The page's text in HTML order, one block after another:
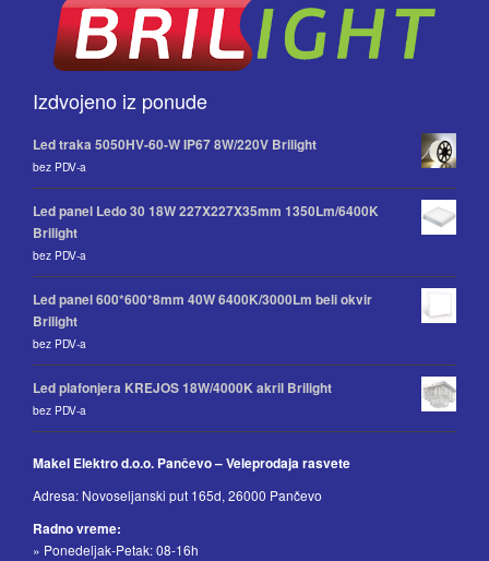
Izdvojeno iz ponude
Led traka 5050HV-60-W IP67 8W/220V Brilight
bez PDV-a
Led panel Ledo 30 18W 227X227X35mm 1350Lm/6400K
Brilight
bez PDV-a
Led panel 600*600*8mm 40W 6400K/3000Lm beli okvir
Brilight
bez PDV-a
Led plafonjera KREJOS 18W/4000K akril Brilight
bez PDV-a
Makel Elektro d.o.o. Pančevo – Veleprodaja rasvete
Adresa: Novoseljanski put 165d, 26000 Pančevo
Radno vreme:
» Ponedeljak-Petak: 08-16h